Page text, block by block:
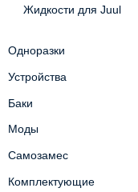
Кедровый орех
Киви
Кисель
Клюква
Кокос
Жидкости для Juul
Одноразки
Устройства
Баки
Моды
Самозамес
Комплектующие